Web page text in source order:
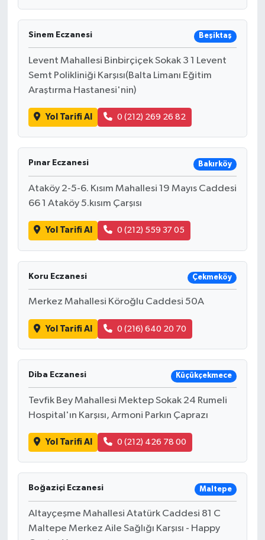
Sinem Eczanesi Beşiktaş
Levent Mahallesi Binbirçiçek Sokak 3 1 Levent
Semt Polikliniği Karşısı(Balta Limanı Eğitim
Araştırma Hastanesi'nin)
Yol Tarifi Al 0 (212) 269 26 82
Pınar Eczanesi Bakırköy
Ataköy 2-5-6. Kısım Mahallesi 19 Mayıs Caddesi
66 1 Ataköy 5.kısım Çarşısı
Yol Tarifi Al 0 (212) 559 37 05
Koru Eczanesi Çekmeköy
Merkez Mahallesi Köroğlu Caddesi 50A
Yol Tarifi Al 0 (216) 640 20 70
Diba Eczanesi Küçükçekmece
Tevfik Bey Mahallesi Mektep Sokak 24 Rumeli
Hospital'ın Karşısı, Armoni Parkın Çaprazı
Yol Tarifi Al 0 (212) 426 78 00
Boğaziçi Eczanesi Maltepe
Altayçeşme Mahallesi Atatürk Caddesi 81 C
Maltepe Merkez Aile Sağlığı Karşısı - Happy